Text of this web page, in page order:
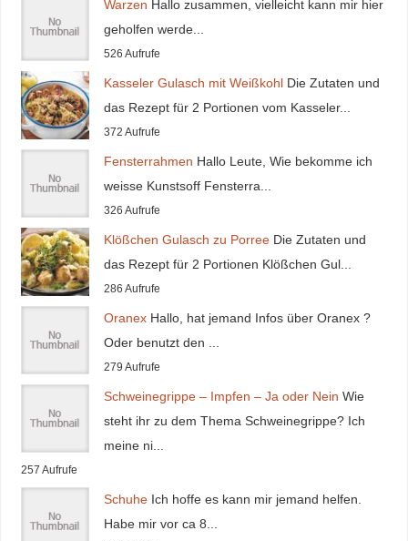
Warzen Hallo zusammen, vielleicht kann mir hier
geholfen werde...
526 Aufrufe
Kasseler Gulasch mit Weißkohl Die Zutaten und
das Rezept für 2 Portionen vom Kasseler...
372 Aufrufe
Fensterrahmen Hallo Leute, Wie bekomme ich
weisse Kunstsoff Fensterra...
326 Aufrufe
Klößchen Gulasch zu Porree Die Zutaten und
das Rezept für 2 Portionen Klößchen Gul...
286 Aufrufe
Oranex Hallo, hat jemand Infos über Oranex ?
Oder benutzt den ...
279 Aufrufe
Schweinegrippe – Impfen – Ja oder Nein Wie
steht ihr zu dem Thema Schweinegrippe? Ich
meine ni...
257 Aufrufe
Schuhe Ich hoffe es kann mir jemand helfen.
Habe mir vor ca 8...